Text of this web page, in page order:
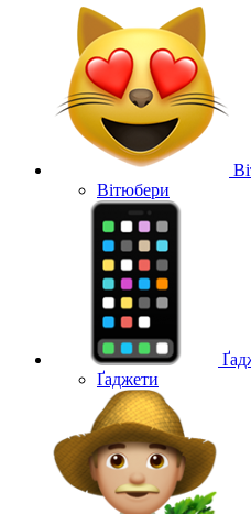
Вітюбери
Ґаджети